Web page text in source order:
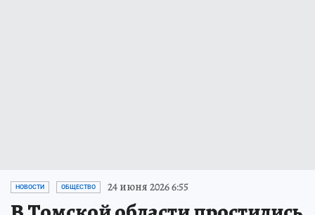
НОВОСТИ ОБЩЕСТВО 24 июня 2026 6:55